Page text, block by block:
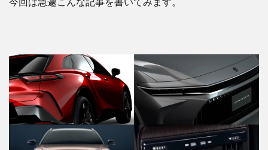
今回は急遽こんな記事を書いてみます。